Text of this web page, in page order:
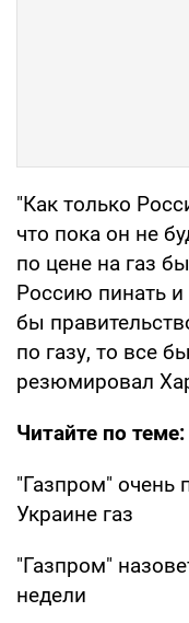
"Как только
что пока он не
по цене на газ
Россию пинать и
бы
по газу, то все
резюмировал
Читайте по теме:
"Газпром" очень
Украине газ
"Газпром"
недели